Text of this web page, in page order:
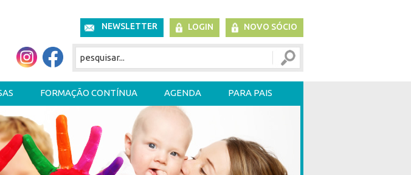
NEWSLETTER LOGIN NOVO SÓCIO
FORMAÇÃO CONTÍNUA AGENDA PARA PAIS